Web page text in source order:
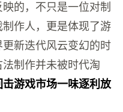
的，不只是一位对制
作人，更是体现了游
新迭代风云变幻的时
制作并未被时代淘
击游戏市场一味逐利放